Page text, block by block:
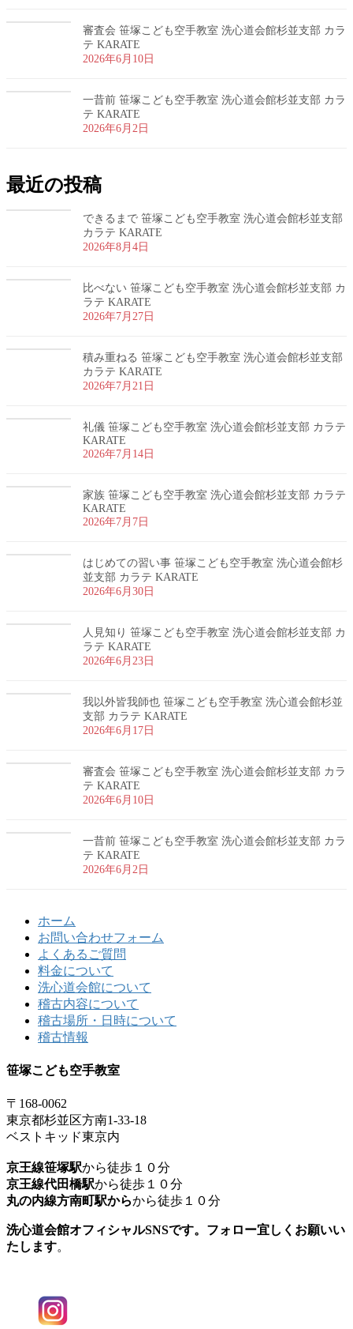
審査会 笹塚こども空手教室 洗心道会館杉並支部 カラ
テ KARATE
2026年6月10日
一昔前 笹塚こども空手教室 洗心道会館杉並支部 カラ
テ KARATE
2026年6月2日
最近の投稿
できるまで 笹塚こども空手教室 洗心道会館杉並支部
カラテ KARATE
2026年8月4日
比べない 笹塚こども空手教室 洗心道会館杉並支部 カ
ラテ KARATE
2026年7月27日
積み重ねる 笹塚こども空手教室 洗心道会館杉並支部
カラテ KARATE
2026年7月21日
礼儀 笹塚こども空手教室 洗心道会館杉並支部 カラテ
KARATE
2026年7月14日
家族 笹塚こども空手教室 洗心道会館杉並支部 カラテ
KARATE
2026年7月7日
はじめての習い事 笹塚こども空手教室 洗心道会館杉
並支部 カラテ KARATE
2026年6月30日
人見知り 笹塚こども空手教室 洗心道会館杉並支部 カ
ラテ KARATE
2026年6月23日
我以外皆我師也 笹塚こども空手教室 洗心道会館杉並
支部 カラテ KARATE
2026年6月17日
審査会 笹塚こども空手教室 洗心道会館杉並支部 カラ
テ KARATE
2026年6月10日
一昔前 笹塚こども空手教室 洗心道会館杉並支部 カラ
テ KARATE
2026年6月2日
ホーム
お問い合わせフォーム
よくあるご質問
料金について
洗心道会館について
稽古内容について
稽古場所・日時について
稽古情報
笹塚こども空手教室
〒168-0062
東京都杉並区方南1-33-18
ベストキッド東京内
京王線笹塚駅から徒歩１０分
京王線代田橋駅から徒歩１０分
丸の内線方南町駅からから徒歩１０分
洗心道会館オフィシャルSNSです。フォロー宜しくお願いい
たします。